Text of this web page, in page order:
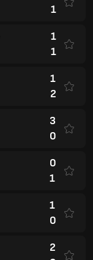
1
1
1
1
2
3
0
0
1
1
0
2